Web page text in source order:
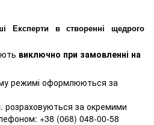
Експерти в створенні щедрого
виключно при замовленні на
режимі оформлюються за
розраховуються за окремими
+38 (068) 048-00-58